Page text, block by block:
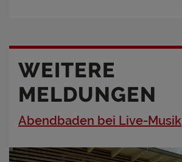
WEITERE
MELDUNGEN
Abendbaden bei Live-Musik